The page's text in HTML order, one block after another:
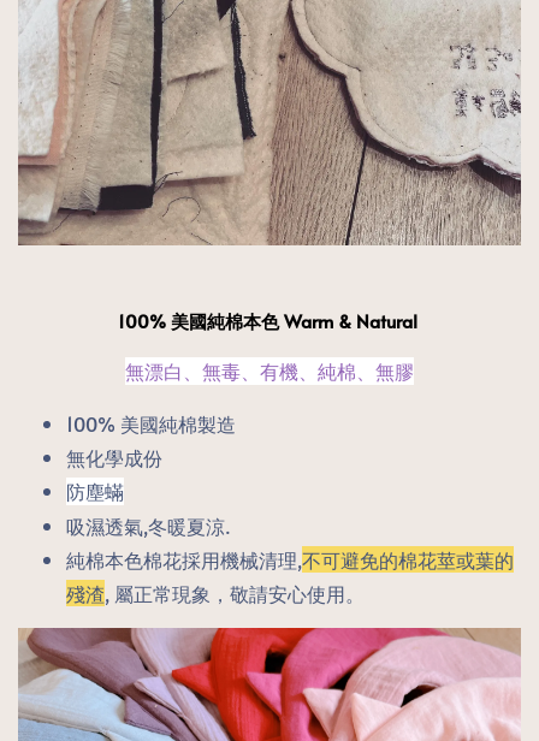
100% 美國純棉本色 Warm & Natural
無漂白、無毒、有機、純棉、無膠
100% 美國純棉製造
無化學成份
防塵蟎
吸濕透氣,冬暖夏涼.
純棉本色棉花採用機械清理,不可避免的棉花莖或葉的
殘渣, 屬正常現象，敬請安心使用。